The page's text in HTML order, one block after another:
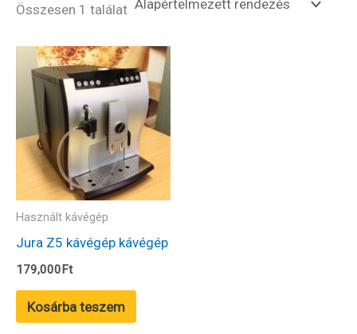
Összesen 1 találat
Használt kávégép
Jura Z5 kávégép kávégép
179,000Ft
Kosárba teszem